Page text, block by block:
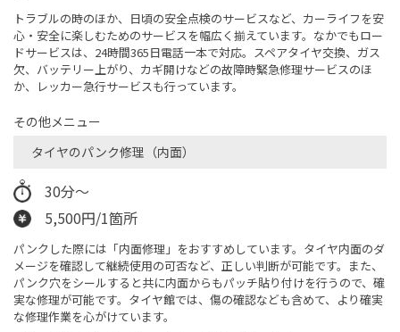
トラブルの時のほか、日頃の安全点検のサービスなど、カーライフを安
心・安全に楽しむためのサービスを幅広く揃えています。なかでもロー
ドサービスは、24時間365日電話一本で対応。スペアタイヤ交換、ガス
欠、バッテリー上がり、カギ開けなどの故障時緊急修理サービスのほ
か、レッカー急行サービスも行っています。
その他メニュー
タイヤのパンク修理（内面）
30分～
5,500円/1箇所
パンクした際には「内面修理」をおすすめしています。タイヤ内面のダ
メージを確認して継続使用の可否など、正しい判断が可能です。また、
パンク穴をシールすると共に内面からもパッチ貼り付けを行うので、確
実な修理が可能です。タイヤ館では、傷の確認なども含めて、より確実
な修理作業を心がけています。